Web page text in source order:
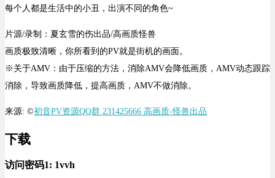
每个人都是生活中的小丑，出演不同的角色~
片源/录制：夏玄雪的伤出品/高画质怪兽
画质极致清晰，你所看到的PV就是街机的画面。
※关于AMV：由于压缩的方法，消除AMV会降低画质，AMV动态跟踪
消除，导致画质降低，提高画质，AMV不做消除。
来源: ©初音PV资源QQ群 231425666 高画质-怪兽出品
下载
访问密码1: 1vvh